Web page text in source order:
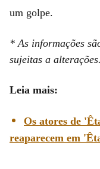
um golpe.
* As informações
sujeitas a alterações.
Leia mais:
Os atores de
reaparecem em